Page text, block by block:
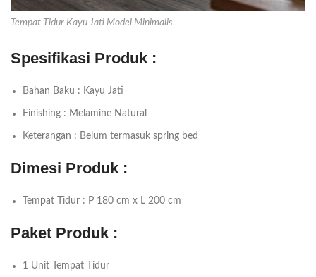
Tempat Tidur Kayu Jati Model Minimalis
Spesifikasi Produk :
Bahan Baku : Kayu Jati
Finishing : Melamine Natural
Keterangan : Belum termasuk spring bed
Dimesi Produk :
Tempat Tidur : P 180 cm x L 200 cm
Paket Produk :
1 Unit Tempat Tidur